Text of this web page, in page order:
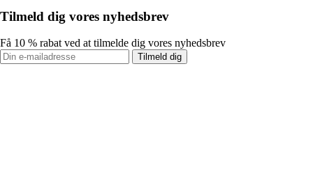
Tilmeld dig vores nyhedsbrev
Få 10 % rabat ved at tilmelde dig vores nyhedsbrev
Tilmeld dig